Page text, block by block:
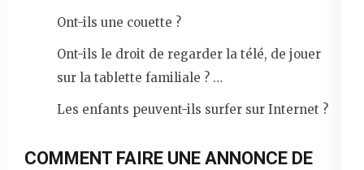
Ont-ils une couette ?
Ont-ils le droit de regarder la télé, de jouer
sur la tablette familiale ? …
Les enfants peuvent-ils surfer sur Internet ?
COMMENT FAIRE UNE ANNONCE DE